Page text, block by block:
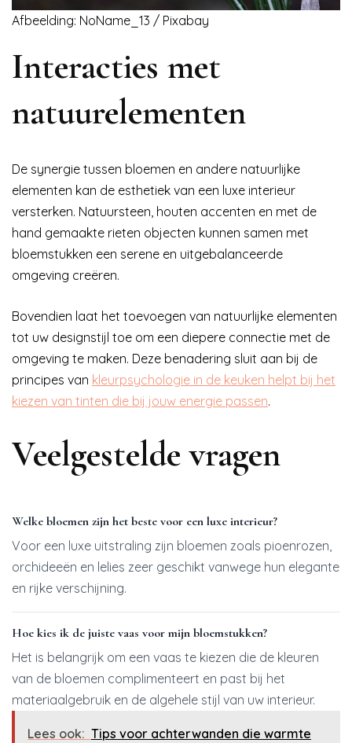
Afbeelding: NoName_13 / Pixabay
Interacties met
natuurelementen
De synergie tussen bloemen en andere natuurlijke
elementen kan de esthetiek van een luxe interieur
versterken. Natuursteen, houten accenten en met de
hand gemaakte rieten objecten kunnen samen met
bloemstukken een serene en uitgebalanceerde
omgeving creëren.
Bovendien laat het toevoegen van natuurlijke elementen
tot uw designstijl toe om een diepere connectie met de
omgeving te maken. Deze benadering sluit aan bij de
principes van kleurpsychologie in de keuken helpt bij het
kiezen van tinten die bij jouw energie passen.
Veelgestelde vragen
Welke bloemen zijn het beste voor een luxe interieur?
Voor een luxe uitstraling zijn bloemen zoals pioenrozen,
orchideeën en lelies zeer geschikt vanwege hun elegante
en rijke verschijning.
Hoe kies ik de juiste vaas voor mijn bloemstukken?
Het is belangrijk om een vaas te kiezen die de kleuren
van de bloemen complimenteert en past bij het
materiaalgebruik en de algehele stijl van uw interieur.
Lees ook: Tips voor achterwanden die warmte